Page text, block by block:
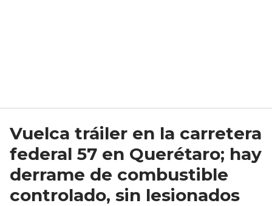
Vuelca tráiler en la carretera
federal 57 en Querétaro; hay
derrame de combustible
controlado, sin lesionados